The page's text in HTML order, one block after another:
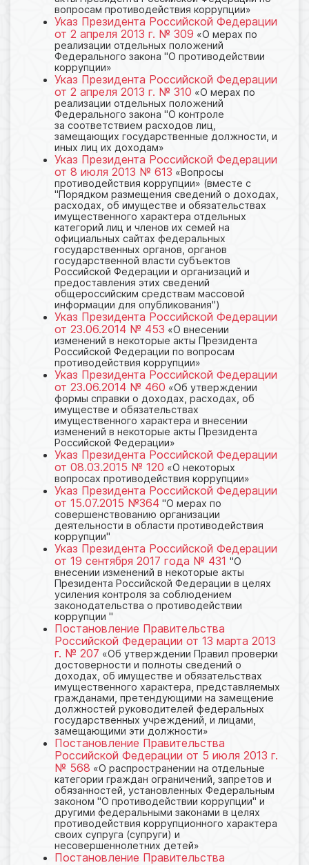
вопросам противодействия коррупции»
Указ Президента Российской Федерации
от 2 апреля 2013 г. № 309 «О мерах по
реализации отдельных положений
Федерального закона "О противодействии
коррупции»
Указ Президента Российской Федерации
от 2 апреля 2013 г. № 310 «О мерах по
реализации отдельных положений
Федерального закона "О контроле
за соответствием расходов лиц,
замещающих государственные должности, и
иных лиц их доходам»
Указ Президента Российской Федерации
от 8 июля 2013 № 613 «Вопросы
противодействия коррупции» (вместе с
"Порядком размещения сведений о доходах,
расходах, об имуществе и обязательствах
имущественного характера отдельных
категорий лиц и членов их семей на
официальных сайтах федеральных
государственных органов, органов
государственной власти субъектов
Российской Федерации и организаций и
предоставления этих сведений
общероссийским средствам массовой
информации для опубликования")
Указ Президента Российской Федерации
от 23.06.2014 № 453 «О внесении
изменений в некоторые акты Президента
Российской Федерации по вопросам
противодействия коррупции»
Указ Президента Российской Федерации
от 23.06.2014 № 460 «Об утверждении
формы справки о доходах, расходах, об
имуществе и обязательствах
имущественного характера и внесении
изменений в некоторые акты Президента
Российской Федерации»
Указ Президента Российской Федерации
от 08.03.2015 № 120 «О некоторых
вопросах противодействия коррупции»
Указ Президента Российской Федерации
от 15.07.2015 №364 "О мерах по
совершенствованию организации
деятельности в области противодействия
коррупции"
Указ Президента Российской Федерации
от 19 сентября 2017 года № 431 "О
внесении изменений в некоторые акты
Президента Российской Федерации в целях
усиления контроля за соблюдением
законодательства о противодействии
коррупции "
Постановление Правительства
Российской Федерации от 13 марта 2013
г. № 207 «Об утверждении Правил проверки
достоверности и полноты сведений о
доходах, об имуществе и обязательствах
имущественного характера, представляемых
гражданами, претендующими на замещение
должностей руководителей федеральных
государственных учреждений, и лицами,
замещающими эти должности»
Постановление Правительства
Российской Федерации от 5 июля 2013 г.
№ 568 «О распространении на отдельные
категории граждан ограничений, запретов и
обязанностей, установленных Федеральным
законом "О противодействии коррупции" и
другими федеральными законами в целях
противодействия коррупционного характера
своих супруга (супруги) и
несовершеннолетних детей»
Постановление Правительства